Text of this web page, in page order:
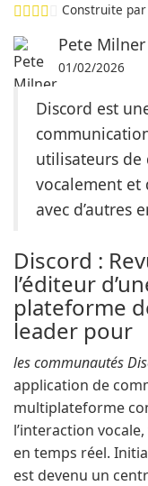
Construite
Pete Milner
01/02/2026
Discord est
utilisateurs de
vocalement
avec d’autres
Discord :
l’éditeur
plateforme
leader pour
les communautés
application de
multiplateforme
l’interaction
en temps réel.
est devenu un